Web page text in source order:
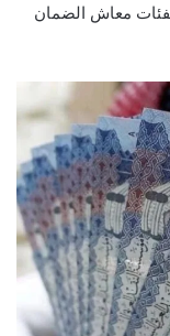
معاش الضمان